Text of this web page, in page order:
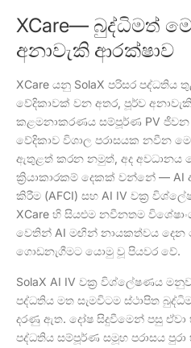
XCare— බුද්ධිමත්
අනාවැකි ආරක්ෂාව
XCare යනු SolaX පරිසර පද්ධතිය
වේදිකාවක් වන අතර, පූර්ව
කළමනාකරණය සම්පූර්ණ PV ජීවන
වේදිකාව විශාල පරාසයක නවීන
ඇතුළත් කරන නමුත්, අද අවධානය
ක්‍රියාකාරකම් දෙකක් වන්නේ — AI
කිරීම (AFCI) සහ AI IV වක්‍ර
XCare හි සියළුම නවීනතම
වෙතින් AI මඟින් නායකත්වය දෙන
ගොඩනැගීමට යොමු වූ පියවර වේ.
SolaX AI IV වක්‍ර විශ්ලේෂණය
පද්ධතිය මත සැමවිටම ස්ථාපිත
දරණු ඇත. දෝෂ සිදුවීමෙන් පසු ඒවා
පද්ධතිය සම්පූර්ණ සමූහ පරාසය